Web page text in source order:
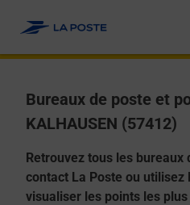
Bureaux de poste et
KALHAUSEN (57412)
Retrouvez tous les bureaux
contact La Poste ou
visualiser les points les